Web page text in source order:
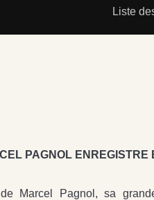
Liste
PAGNOL ENREGISTRE
Marcel Pagnol, sa